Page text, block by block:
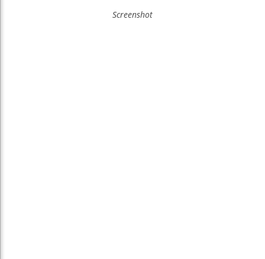
Screenshot